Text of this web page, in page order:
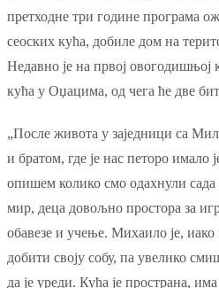
претходне три године програма
сеоских кућа, добиле дом на
Недавно је на првој овогодишњој
кућа у Оџацима, од чега ће две
„После живота у заједници са
и братом, где је нас петоро имало
опишем колико смо одахнули
мир, деца довољно простора за
обавезе и учење. Михаило је,
добити своју собу, па увелико
да је уреди. Кућа је пространа,